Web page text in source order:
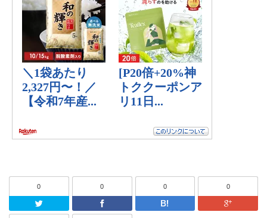
0
Twitter
0
Facebook
0
はてなブッ
0